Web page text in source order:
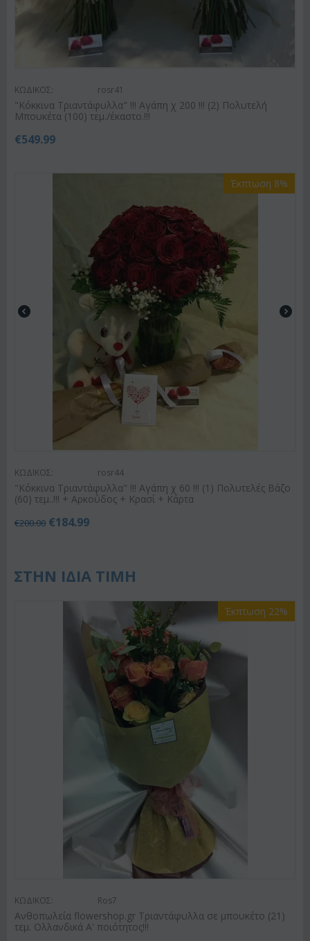
ΚΩΔΙΚΟΣ: rosr41
"Κόκκινα Τριαντάφυλλα" !!! Αγάπη χ 200 !!! (2) Πολυτελή
Μπουκέτα (100) τεμ./έκαστο.!!!
€549.99
Έκπτωση 8%
ΚΩΔΙΚΟΣ: rosr44
"Κόκκινα Τριαντάφυλλα" !!! Αγάπη χ 60 !!! (1) Πολυτελές Βάζο
(60) τεμ..!!! + Αρκούδος + Κρασί + Κάρτα
€200.00 €184.99
ΣΤΗΝ ΙΔΙΑ ΤΙΜΗ
Έκπτωση 22%
ΚΩΔΙΚΟΣ: Ros7
Ανθοπωλεία flowershop.gr Τριαντάφυλλα σε μπουκέτο (21)
τεμ. Ολλανδικά Α' ποιότητος!!!